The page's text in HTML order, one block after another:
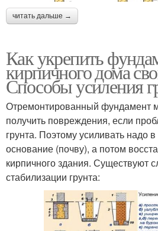
читать дальше →
Как укрепить
кирпичного дома
Способы усиления
Отремонтированный фундамент
получить повреждения, если
грунта. Поэтому усиливать надо
основание (почву), а потом
кирпичного здания. Существуют
стабилизации грунта: